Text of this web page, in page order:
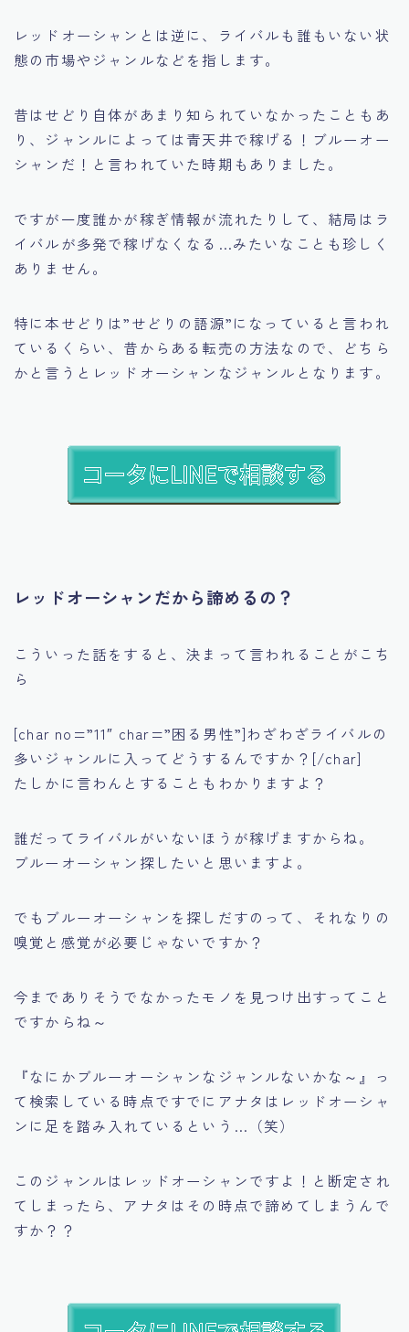
レッドオーシャンとは逆に、ライバルも誰もいない状
態の市場やジャンルなどを指します。
昔はせどり自体があまり知られていなかったこともあ
り、ジャンルによっては青天井で稼げる！ブルーオー
シャンだ！と言われていた時期もありました。
ですが一度誰かが稼ぎ情報が流れたりして、結局はラ
イバルが多発で稼げなくなる…みたいなことも珍しく
ありません。
特に本せどりは”せどりの語源”になっていると言われ
ているくらい、昔からある転売の方法なので、どちら
かと言うとレッドオーシャンなジャンルとなります。
レッドオーシャンだから諦めるの？
こういった話をすると、決まって言われることがこち
ら
[char no=”11″ char=”困る男性”]わざわざライバルの
多いジャンルに入ってどうするんですか？[/char]
たしかに言わんとすることもわかりますよ？
誰だってライバルがいないほうが稼げますからね。
ブルーオーシャン探したいと思いますよ。
でもブルーオーシャンを探しだすのって、それなりの
嗅覚と感覚が必要じゃないですか？
今までありそうでなかったモノを見つけ出すってこと
ですからね～
『なにかブルーオーシャンなジャンルないかな～』
っ
て検索している時点ですでにアナタはレッドオーシャ
ンに足を踏み入れているという…（笑）
このジャンルはレッドオーシャンですよ！と断定され
てしまったら、アナタはその時点で諦めてしまうんで
すか？？